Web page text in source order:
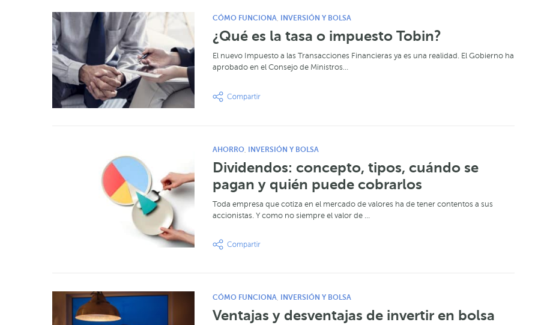
CÓMO FUNCIONA, INVERSIÓN Y BOLSA
¿Qué es la tasa o impuesto Tobin?
El nuevo Impuesto a las Transacciones Financieras ya es una realidad. El Gobierno ha
aprobado en el Consejo de Ministros…
AHORRO, INVERSIÓN Y BOLSA
Dividendos: concepto, tipos, cuándo se
pagan y quién puede cobrarlos
Toda empresa que cotiza en el mercado de valores ha de tener contentos a sus
accionistas. Y como no siempre el valor de …
CÓMO FUNCIONA, INVERSIÓN Y BOLSA
Ventajas y desventajas de invertir en bolsa